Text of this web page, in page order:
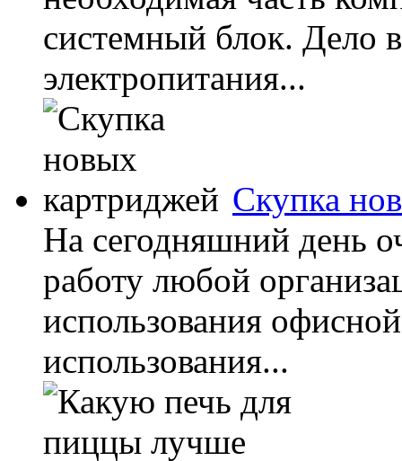
системный блок. Дело
электропитания...
Скупка
На сегодняшний день
работу любой
использования
использования...